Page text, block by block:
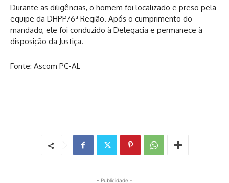
Durante as diligências, o homem foi localizado e preso pela
equipe da DHPP/6ª Região. Após o cumprimento do
mandado, ele foi conduzido à Delegacia e permanece à
disposição da Justiça.
Fonte: Ascom PC-AL
- Publicidade -